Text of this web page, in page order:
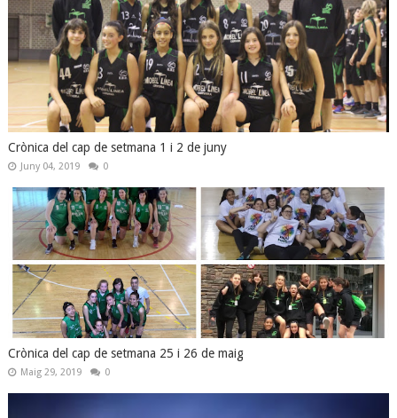
Crònica del cap de setmana 1 i 2 de juny
Juny 04, 2019 0
Crònica del cap de setmana 25 i 26 de maig
Maig 29, 2019 0